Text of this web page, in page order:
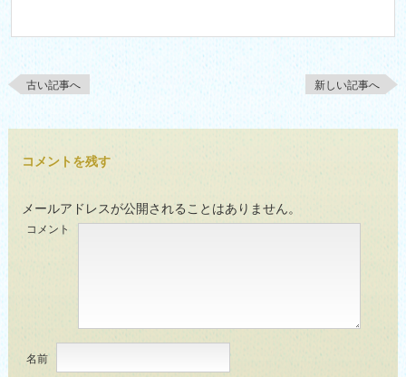
古い記事へ 新しい記事へ
コメントを残す
メールアドレスが公開されることはありません。
コメント
名前